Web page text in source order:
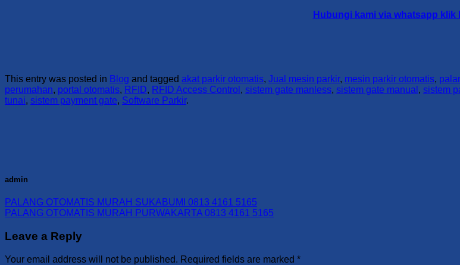
Hubungi kami via whatsapp klik
This entry was posted in Blog and tagged akat parkir otomatis, Jual mesin parkir, mesin parkir otomatis,
perumahan, portal otomatis, RFID, RFID Access Control , sistem gate manless, sistem gate manual , sistem
tunai, sistem payment gate, Software Parkir.
admin
PALANG OTOMATIS MURAH SUKABUMI 0813 4161 5165
PALANG OTOMATIS MURAH PURWAKARTA 0813 4161 5165
Leave a Reply
Your email address will not be published. Required fields are marked *